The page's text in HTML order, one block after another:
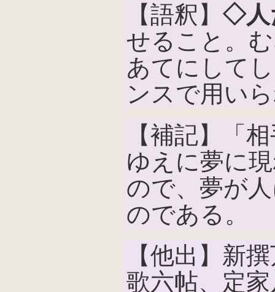
【語釈】 ◇人
せること。
あてにして
ンスで用い
【補記】「
ゆえに夢に
ので、夢が
のである。
【他出】新
歌六帖、定